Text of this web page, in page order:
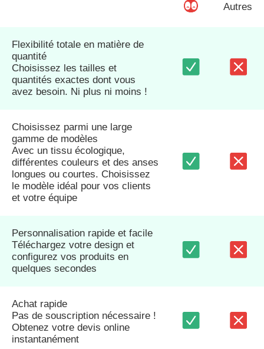
Autres
Flexibilité totale en matière de
quantité
Choisissez les tailles et
quantités exactes dont vous
avez besoin. Ni plus ni moins !
Choisissez parmi une large
gamme de modèles
Avec un tissu écologique,
différentes couleurs et des anses
longues ou courtes. Choisissez
le modèle idéal pour vos clients
et votre équipe
Personnalisation rapide et facile
Téléchargez votre design et
configurez vos produits en
quelques secondes
Achat rapide
Pas de souscription nécessaire !
Obtenez votre devis online
instantanément